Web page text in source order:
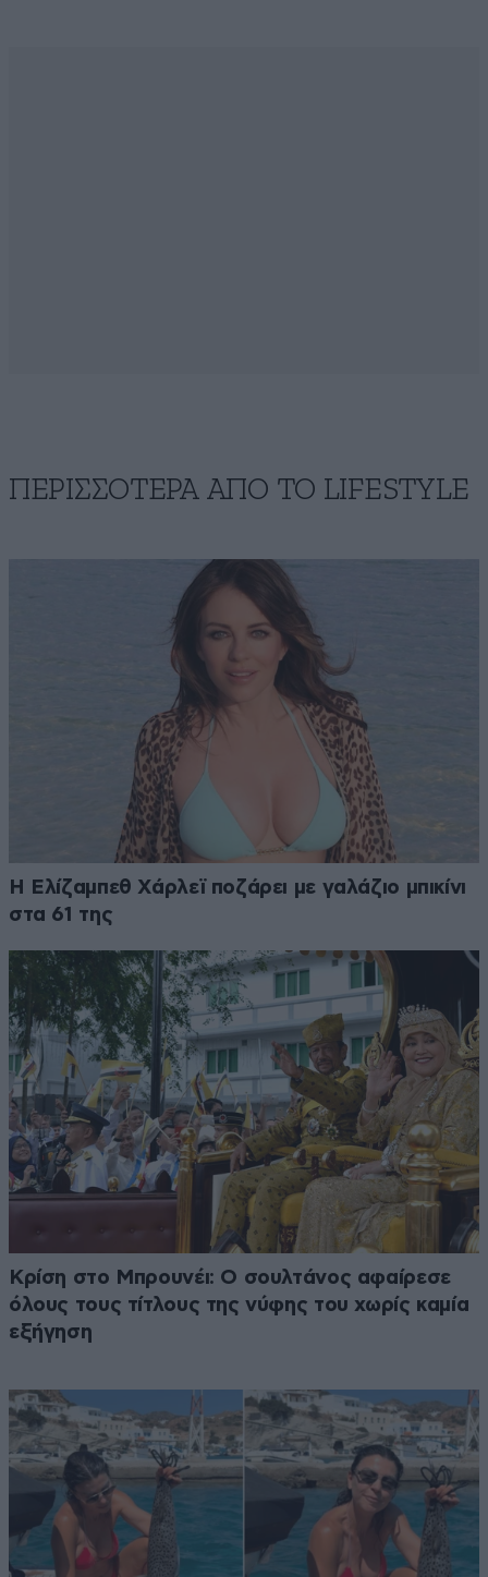
ΠΕΡΙΣΣΟΤΕΡΑ ΑΠΟ ΤΟ LIFESTYLE
Η Ελίζαμπεθ Χάρλεϊ ποζάρει με γαλάζιο μπικίνι
στα 61 της
Κρίση στο Μπρουνέι: Ο σουλτάνος αφαίρεσε
όλους τους τίτλους της νύφης του χωρίς καμία
εξήγηση